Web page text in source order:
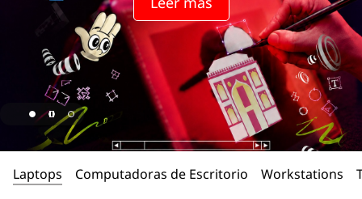
Laptops Computadoras de Escritorio Workstations